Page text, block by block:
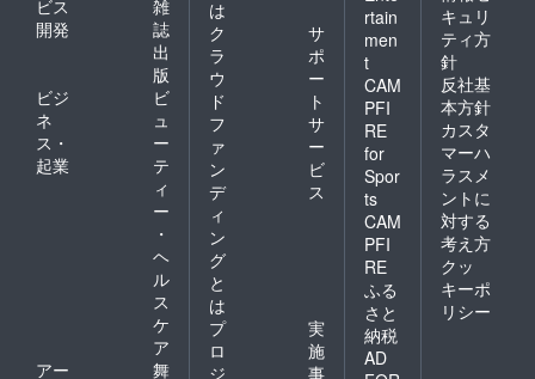
ビス
開発
雑
誌
出
版
ビジ
ネ
ス・
起業
ビ
ュ
ー
テ
ィ
ー
・
ヘ
ル
ス
ケ
ア
アー
舞
は
ク
ラ
ウ
ド
フ
ァ
ン
デ
ィ
ン
グ
と
は
サ
ポ
ー
ト
サ
ー
ビ
ス
プ
ロ
ジ
実
施
事
rtain
men
t
CAM
PFI
RE
for
Spor
ts
CAM
PFI
RE
ふる
さと
納税
AD
キュリ
ティ方
針
反社基
本方針
カスタ
マーハ
ラスメ
ントに
対する
考え方
クッ
キーポ
リシー